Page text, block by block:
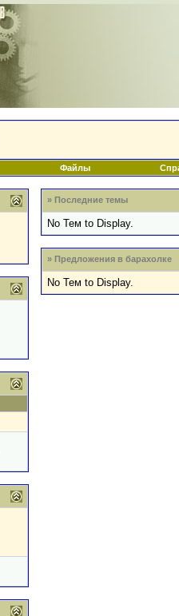
Файлы
» Последние темы
No Тем to Display.
» Предложения в барахолке
No Тем to Display.